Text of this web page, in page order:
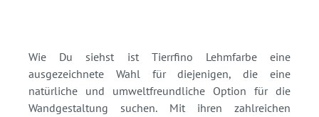
Wie Du siehst ist Tierrfino Lehmfarbe eine
ausgezeichnete Wahl für diejenigen, die eine
natürliche und umweltfreundliche Option für die
Wandgestaltung suchen. Mit ihren zahlreichen